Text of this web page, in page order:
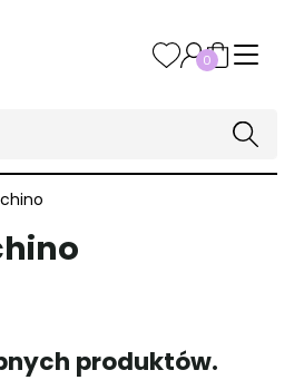
0
produktów.